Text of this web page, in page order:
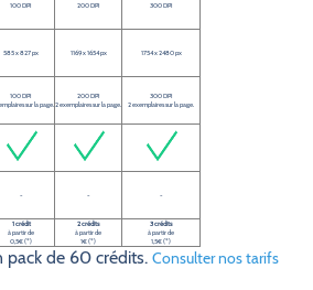
100 DPI 200 DPI 300 DPI
585 x 827 px 1169 x 1654 px 1754 x 2480 px
100 DPI
sur la page.
200 DPI
2 exemplaires sur la page.
300 DPI
2 exemplaires sur la page.
- - -
1 crédit
à partir de
0,5€ (*)
2 crédits
à partir de
1€ (*)
3 crédits
à partir de
1,5€ (*)
pack de 60 crédits. Consulter nos tarifs